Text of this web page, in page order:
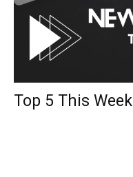
Top 5 This Week